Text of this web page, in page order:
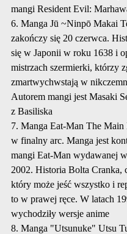
mangi Resident Evil:
6. Manga Jū ~Ninpō Makai
zakończy się 20 czerwca.
się w Japonii w roku 1638 i
mistrzach szermierki, którzy
zmartwychwstają w
Autorem mangi jest Masaki
z Basiliska
7. Manga Eat-Man The Main
w finalny arc. Manga jest
mangi Eat-Man wydawanej
2002. Historia Bolta Cranka,
który może jeść wszystko i
to w prawej ręce. W latach
wychodziły wersje anime
8. Manga "Utsunuke" Utsu